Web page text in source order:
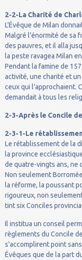
2-2-La Charité de
L’Évêque de Milan
Malgré l’énormité de sa
des pauvres, et il alla
la peste ravagea Milan
Pendant la famine de
activité, une charité et
ceux qui l’approchaient.
demandait à tous les
2-3-Après le Concile
2-3-1-Le
Le rétablissement de la
la province
de quatre-vingts ans, ne
Non seulement
la réforme, la poussant
rigoureux, non
tint six Conciles
Il institua un conseil
règlements du Concile
s'accomplirent point
Évêques que de la part